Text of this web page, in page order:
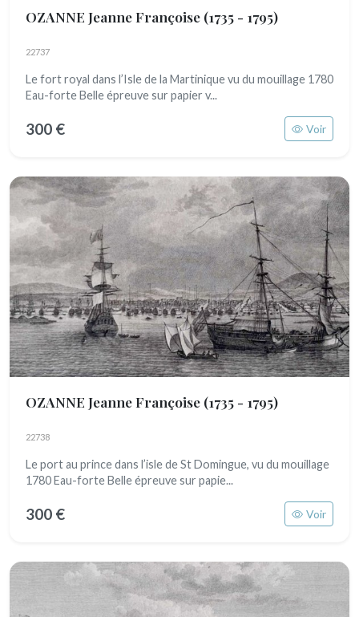
OZANNE Jeanne Françoise (1735 - 1795)
22737
Le fort royal dans l’Isle de la Martinique vu du mouillage 1780
Eau-forte Belle épreuve sur papier v...
300 € Voir
OZANNE Jeanne Françoise (1735 - 1795)
22738
Le port au prince dans l’isle de St Domingue, vu du mouillage
1780 Eau-forte Belle épreuve sur papie...
300 € Voir